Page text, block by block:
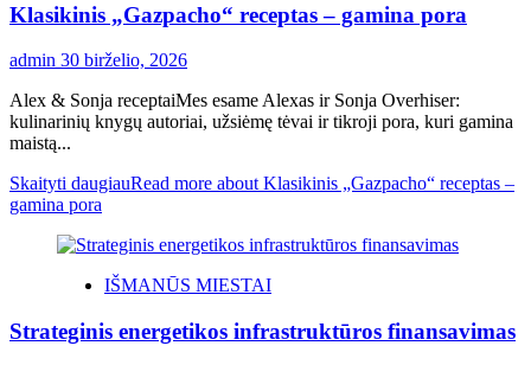
Klasikinis „Gazpacho“ receptas – gamina pora
admin 30 birželio, 2026
Alex & Sonja receptaiMes esame Alexas ir Sonja Overhiser:
kulinarinių knygų autoriai, užsiėmę tėvai ir tikroji pora, kuri gamina
maistą...
Skaityti daugiauRead more about Klasikinis „Gazpacho“ receptas –
gamina pora
IŠMANŪS MIESTAI
Strateginis energetikos infrastruktūros finansavimas